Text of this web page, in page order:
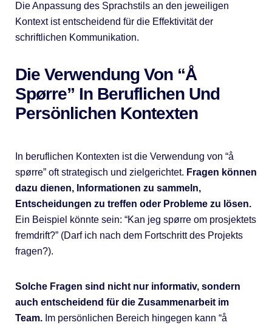
Die Anpassung des Sprachstils an den jeweiligen
Kontext ist entscheidend für die Effektivität der
schriftlichen Kommunikation.
Die Verwendung Von “Å
Spørre” In Beruflichen Und
Persönlichen Kontexten
In beruflichen Kontexten ist die Verwendung von “å
spørre” oft strategisch und zielgerichtet. Fragen können
dazu dienen, Informationen zu sammeln,
Entscheidungen zu treffen oder Probleme zu lösen.
Ein Beispiel könnte sein: “Kan jeg spørre om prosjektets
fremdrift?” (Darf ich nach dem Fortschritt des Projekts
fragen?).
Solche Fragen sind nicht nur informativ, sondern
auch entscheidend für die Zusammenarbeit im
Team.Im persönlichen Bereich hingegen kann “å